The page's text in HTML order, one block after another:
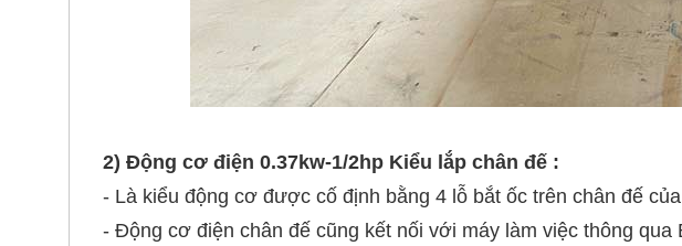
2) Động cơ điện 0.37kw-1/2hp Kiểu lắp chân đế :
- Là kiểu động cơ được cố định bằng 4 lỗ bắt ốc trên chân đế
- Động cơ điện chân đế cũng kết nối với máy làm việc thông qua